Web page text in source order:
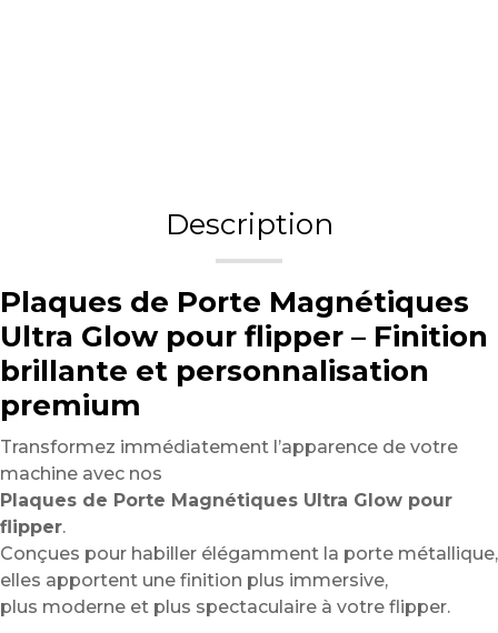
Description
Plaques de Porte Magnétiques
Ultra Glow pour flipper – Finition
brillante et personnalisation
premium
Transformez immédiatement l’apparence de votre
machine avec nos
Plaques de Porte Magnétiques Ultra Glow pour
flipper.
Conçues pour habiller élégamment la porte métallique,
elles apportent une finition plus immersive,
plus moderne et plus spectaculaire à votre flipper.